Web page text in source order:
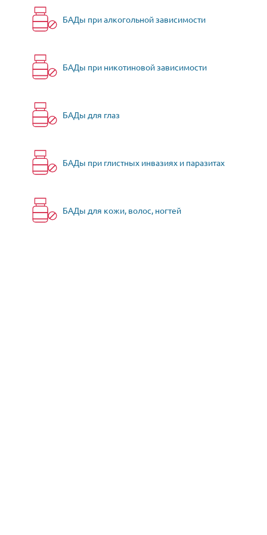
БАДы при алкогольной зависимости
БАДы при никотиновой зависимости
БАДы для глаз
БАДы при глистных инвазиях и паразитах
БАДы для кожи, волос, ногтей